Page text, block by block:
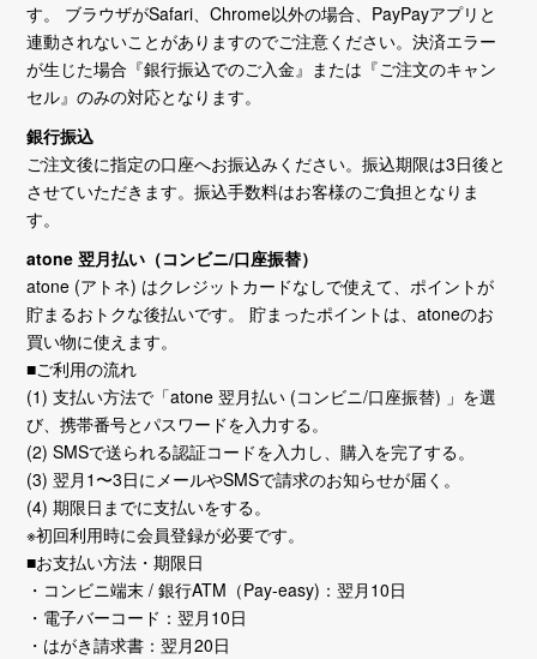
す。 ブラウザがSafari、Chrome以外の場合、PayPayアプリと
連動されないことがありますのでご注意ください。決済エラー
が生じた場合『銀行振込でのご入金』または『ご注文のキャン
セル』のみの対応となります。
銀行振込
ご注文後に指定の口座へお振込みください。振込期限は3日後と
させていただきます。振込手数料はお客様のご負担となりま
す。
atone 翌月払い（コンビニ/口座振替）
atone (アトネ) はクレジットカードなしで使えて、ポイントが
貯まるおトクな後払いです。 貯まったポイントは、atoneのお
買い物に使えます。
■ご利用の流れ
(1) 支払い方法で「atone 翌月払い (コンビニ/口座振替) 」を選
び、携帯番号とパスワードを入力する。
(2) SMSで送られる認証コードを入力し、購入を完了する。
(3) 翌月1〜3日にメールやSMSで請求のお知らせが届く。
(4) 期限日までに支払いをする。
※初回利用時に会員登録が必要です。
■お支払い方法・期限日
・コンビニ端末 / 銀行ATM（Pay-easy)：翌月10日
・電子バーコード：翌月10日
・はがき請求書：翌月20日